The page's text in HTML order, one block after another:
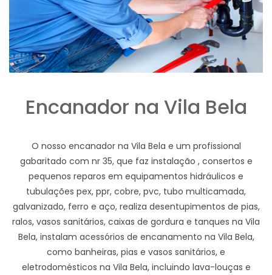
Encanador na Vila Bela
O nosso encanador na Vila Bela e um profissional
gabaritado com nr 35, que faz instalação , consertos e
pequenos reparos em equipamentos hidráulicos e
tubulações pex, ppr, cobre, pvc, tubo multicamada,
galvanizado, ferro e aço, realiza desentupimentos de pias,
ralos, vasos sanitários, caixas de gordura e tanques na Vila
Bela, instalam acessórios de encanamento na Vila Bela,
como banheiras, pias e vasos sanitários, e
eletrodomésticos na Vila Bela, incluindo lava-louças e